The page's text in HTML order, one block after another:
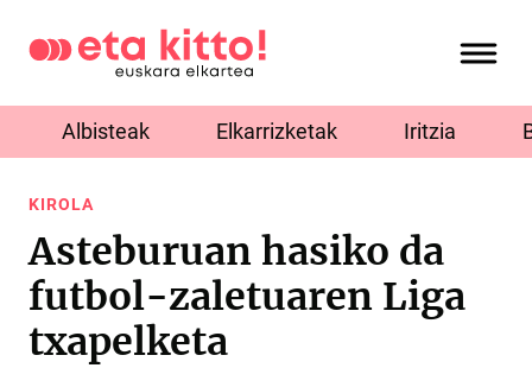
Albisteak Elkarrizketak Iritzia
KIROLA
Asteburuan hasiko da
futbol-zaletuaren Liga
txapelketa